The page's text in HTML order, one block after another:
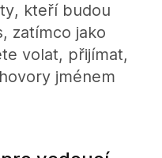
kteří budou
zatímco jako
volat, přijímat,
jménem